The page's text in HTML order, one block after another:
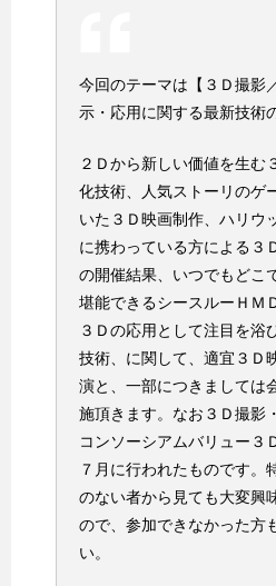
今回のテーマは【３Ｄ撮影
示・応用に関する最新技術
２Ｄから新しい価値を生む
化技術、人気ストーリのゲ
いた３Ｄ映画制作、ハリウ
に携わっている方による３
の開催結果、いつでもどこ
堪能できるシースルーＨＭ
３Ｄの応用として注目を浴
技術、に関して、適宜３Ｄ
演と、一部につきましては
施頂きます。なお３Ｄ撮影
コンソーシアムバリュー３
７月に行われたものです。
のない者から見ても大変興
ので、参加できなかった方
い。